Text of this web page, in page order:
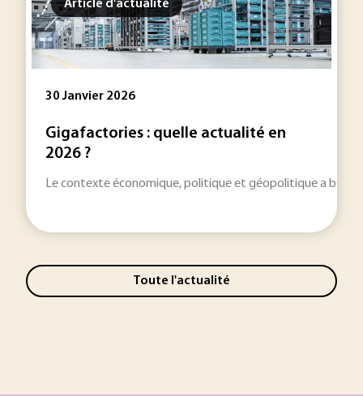
Article d'actualité
30 Janvier 2026
Gigafactories : quelle actualité en
2026 ?
Le contexte économique, politique et géopolitique a beau
Toute l'actualité